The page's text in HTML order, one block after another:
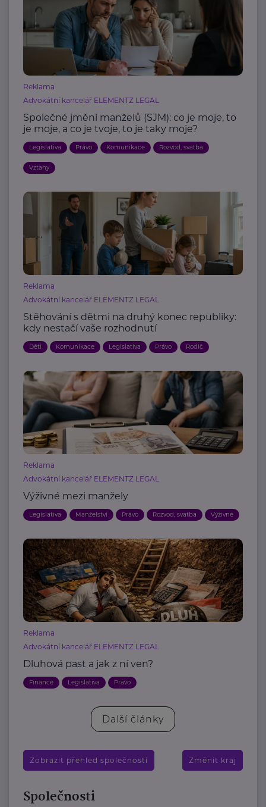
Reklama
Advokátní kancelář ELEMENTZ LEGAL
Společné jmění manželů (SJM): co je moje, to
je moje, a co je tvoje, to je taky moje?
Legislativa Právo Komunikace Rozvod, svatba
Vztahy
Reklama
Advokátní kancelář ELEMENTZ LEGAL
Stěhování s dětmi na druhý konec republiky:
kdy nestačí vaše rozhodnutí
Děti Komunikace Legislativa Právo Rodič
Reklama
Advokátní kancelář ELEMENTZ LEGAL
Výživné mezi manžely
Legislativa Manželství Právo Rozvod, svatba Výživné
Reklama
Advokátní kancelář ELEMENTZ LEGAL
Dluhová past a jak z ní ven?
Finance Legislativa Právo
Další články
Zobrazit přehled společností Změnit kraj
Společnosti